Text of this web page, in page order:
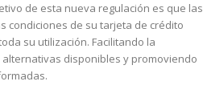
de esta nueva regulación es que las
condiciones de su tarjeta de crédito
su utilización. Facilitando la
disponibles y promoviendo